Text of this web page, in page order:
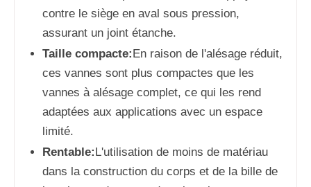
contre le siège en aval sous pression,
assurant un joint étanche.
Taille compacte:En raison de l'alésage réduit,
ces vannes sont plus compactes que les
vannes à alésage complet, ce qui les rend
adaptées aux applications avec un espace
limité.
Rentable:L'utilisation de moins de matériau
dans la construction du corps et de la bille de